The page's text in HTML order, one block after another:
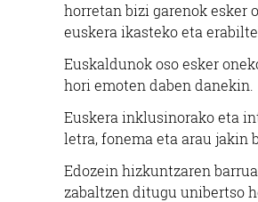
horretan bizi garenok esker
euskera ikasteko eta
Euskaldunok oso esker
hori emoten daben danekin.
Euskera inklusinorako eta
letra, fonema eta arau jakin
Edozein hizkuntzaren
zabaltzen ditugu unibertso